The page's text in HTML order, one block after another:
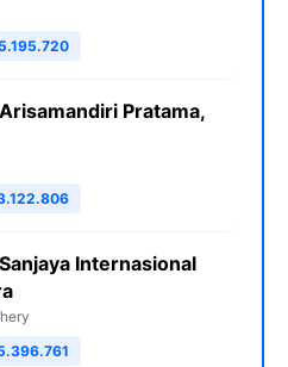
Pratama,
Internasional